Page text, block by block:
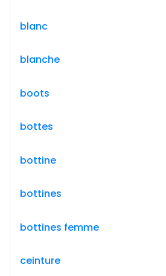
blanc
blanche
boots
bottes
bottine
bottines
bottines femme
ceinture